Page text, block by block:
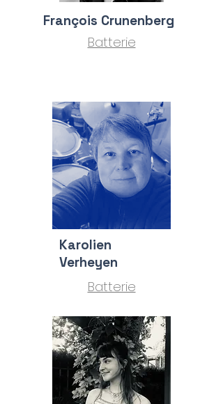
François Crunenberg
Batterie
Karolien
Verheyen
Batterie